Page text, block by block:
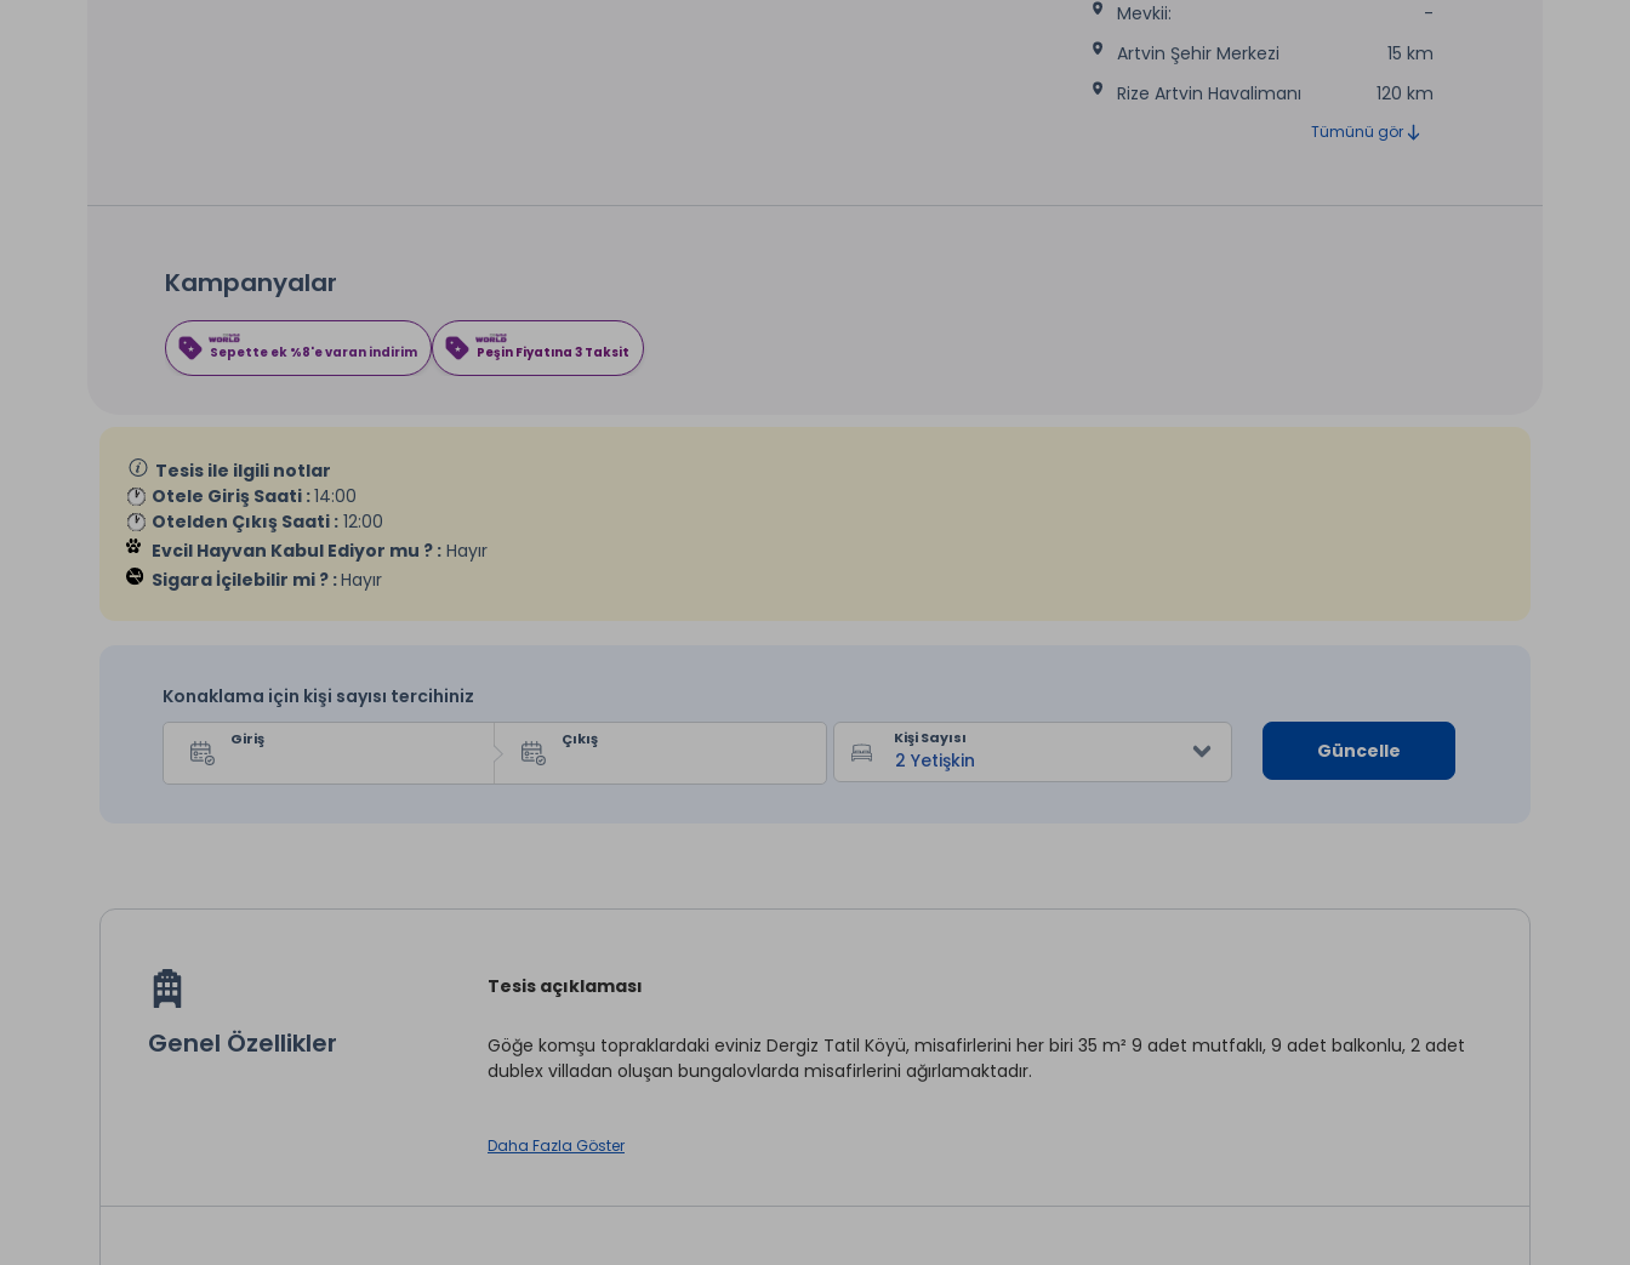
Mevkii:
-
Artvin Şehir Merkezi
15 km
Rize Artvin Havalimanı
120 km
Tümünü gör
Kampanyalar
Sepette ek %8'e varan indirim Peşin Fiyatına 3 Taksit
Tesis ile ilgili notlar
Otele Giriş Saati :14:00
Otelden Çıkış Saati : 12:00
Evcil Hayvan Kabul Ediyor mu ? : Hayır
Sigara İçilebilir mi ? :Hayır
Konaklama için kişi sayısı tercihiniz
Giriş Çıkış Kişi Sayısı
Güncelle
Genel Özellikler
Tesis açıklaması
Göğe komşu topraklardaki eviniz Dergiz Tatil Köyü, misafirlerini her biri 35 m² 9 adet mutfaklı, 9 adet balkonlu, 2 adet
dublex villadan oluşan bungalovlarda misafirlerini ağırlamaktadır.
klima, TV, mini bar, yemek masası kuru temizleme, oda servisi mevcuttur.
Tesis lokasyon bilgileri
Daha Fazla Göster